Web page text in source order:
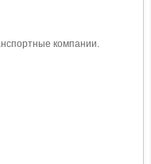
компании.